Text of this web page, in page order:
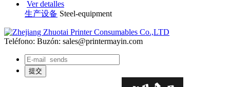
Ver detalles
生产设备 Steel-equipment
Teléfono: Buzón: sales@printermayin.com